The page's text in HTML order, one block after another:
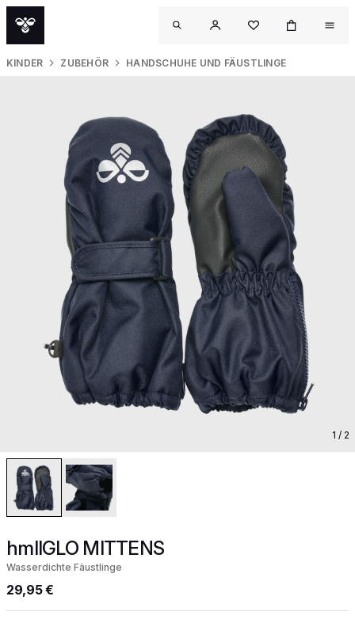
KINDER ZUBEHÖR HANDSCHUHE UND FÄUSTLINGE
1 / 2
hmlIGLO MITTENS
Wasserdichte Fäustlinge
29,95 €